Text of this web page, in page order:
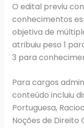
O edital previu
conhecimentos
objetiva de
atribuiu peso 1
3 para
Para cargos
conteúdo incluiu
Portuguesa,
Noções de Direito